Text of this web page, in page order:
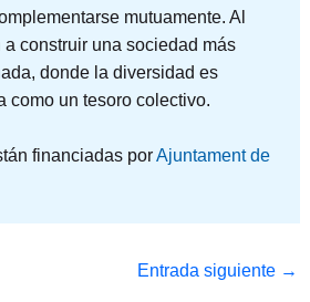
mutuamente. Al
construir una sociedad más
donde la diversidad es
como un tesoro colectivo.
financiadas porAjuntament de
Entrada siguiente →